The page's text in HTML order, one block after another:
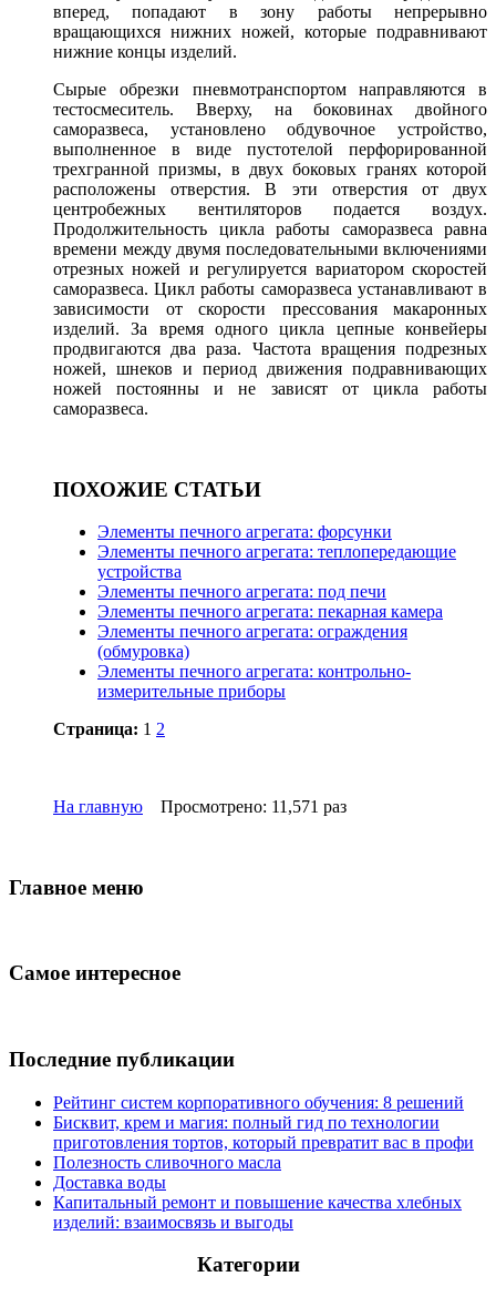
вперед, попадают в зону работы непрерывно
вращающихся нижних ножей, которые подравнивают
нижние концы изделий.
Сырые обрезки пневмотранспортом направляются в
тестосмеситель. Вверху, на боковинах двойного
саморазвеса, установлено обдувочное устройство,
выполненное в виде пустотелой перфорированной
трехгранной призмы, в двух боковых гранях которой
расположены отверстия. В эти отверстия от двух
центробежных вентиляторов подается воздух.
Продолжительность цикла работы саморазвеса равна
времени между двумя последовательными включениями
отрезных ножей и регулируется вариатором скоростей
саморазвеса. Цикл работы саморазвеса устанавливают в
зависимости от скорости прессования макаронных
изделий. За время одного цикла цепные конвейеры
продвигаются два раза. Частота вращения подрезных
ножей, шнеков и период движения под­равнивающих
ножей постоянны и не зависят от цикла работы
саморазвеса.
ПОХОЖИЕ СТАТЬИ
Элементы печного агрегата: форсунки
Элементы печного агрегата: теплопередающие
устройства
Элементы печного агрегата: под печи
Элементы печного агрегата: пекарная камера
Элементы печного агрегата: ограждения
(обмуровка)
Элементы печного агрегата: контрольно-
измерительные приборы
Страница: 1 2
На главную Просмотрено: 11,571 раз
Главное меню
Самое интересное
Последние публикации
Рейтинг систем корпоративного обучения: 8 решений
Бисквит, крем и магия: полный гид по технологии
приготовления тортов, который превратит вас в профи
Полезность сливочного масла
Доставка воды
Капитальный ремонт и повышение качества хлебных
изделий: взаимосвязь и выгоды
Категории